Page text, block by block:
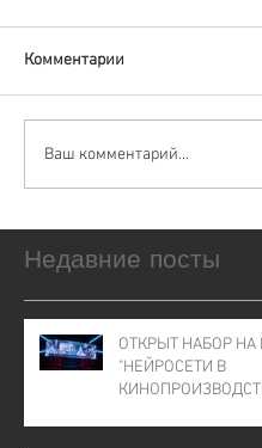
Комментарии
Ваш комментарий...
Недавние посты
ОТКРЫТ НАБОР НА
"НЕЙРОСЕТИ В